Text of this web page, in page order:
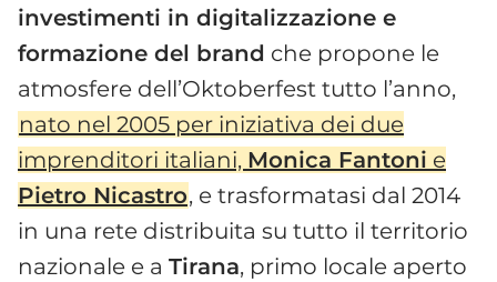
investimenti in digitalizzazione e
formazione del brand che propone le
atmosfere dell’Oktoberfest tutto l’anno,
nato nel 2005 per iniziativa dei due
imprenditori italiani, Monica Fantoni e
Pietro Nicastro, e trasformatasi dal 2014
in una rete distribuita su tutto il territorio
nazionale e a Tirana, primo locale aperto